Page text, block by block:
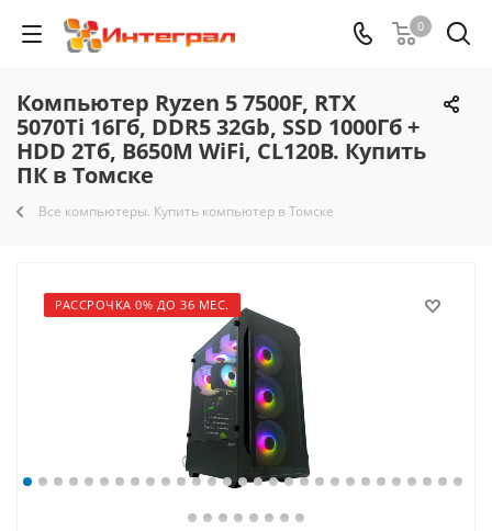
0
Компьютер Ryzen 5 7500F, RTX
5070Ti 16Гб, DDR5 32Gb, SSD 1000Гб +
HDD 2Тб, B650M WiFi, CL120B. Купить
ПК в Томске
Все компьютеры. Купить компьютер в Томске
РАССРОЧКА 0% ДО 36 МЕС.